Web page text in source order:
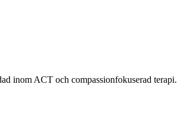
inom ACT och compassionfokuserad terapi.